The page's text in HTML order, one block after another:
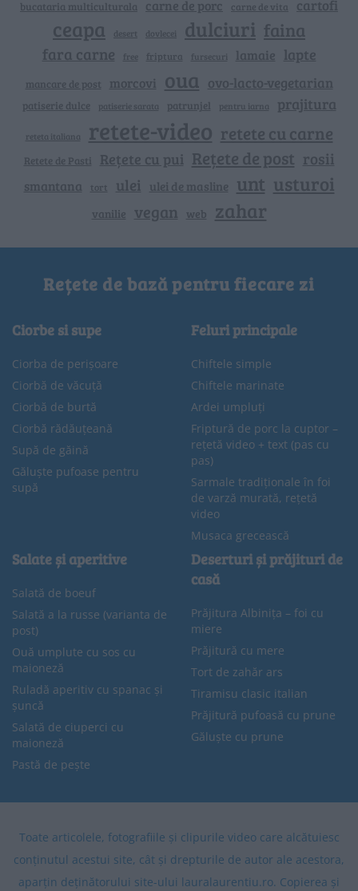
bucataria multiculturala carne de porc carne de vita cartofi
ceapa desert dovlecei dulciuri faina
fara carne free friptura fursecuri lamaie lapte
mancare de post morcovi oua ovo-lacto-vegetarian
patiserie dulce patiserie sarata patrunjel pentru iarna prajitura
reteta italiana retete-video retete cu carne
Retete de Pasti Rețete cu pui Rețete de post rosii
smantana tort ulei ulei de masline unt usturoi
vanilie vegan web zahar
Rețete de bază pentru fiecare zi
Ciorbe si supe
Ciorba de perișoare
Ciorbă de văcuță
Ciorbă de burtă
Ciorbă rădăuțeană
Supă de găină
Găluște pufoase pentru
supă
Feluri principale
Chiftele simple
Chiftele marinate
Ardei umpluți
Friptură de porc la cuptor –
rețetă video + text (pas cu
pas)
Sarmale tradiționale în foi
de varză murată, rețetă
video
Musaca grecească
Salate și aperitive
Salată de boeuf
Salată a la russe (varianta de
post)
Ouă umplute cu sos cu
maioneză
Ruladă aperitiv cu spanac și
șuncă
Salată de ciuperci cu
maioneză
Pastă de pește
Deserturi și prăjituri de
casă
Prăjitura Albinița – foi cu
miere
Prăjitură cu mere
Tort de zahăr ars
Tiramisu clasic italian
Prăjitură pufoasă cu prune
Găluște cu prune
Toate articolele, fotografiile și clipurile video care alcătuiesc
conținutul acestui site, cât și drepturile de autor ale acestora,
aparțin deținătorului site-ului lauralaurentiu.ro. Copierea și